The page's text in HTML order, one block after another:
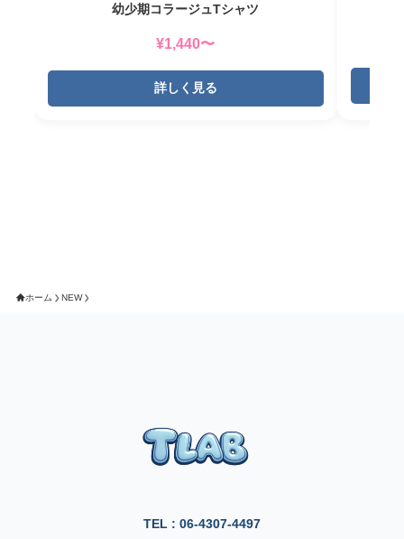
幼少期コラージュTシャツ
¥1,440〜
詳しく見る
ホーム NEW
TEL : 06-4307-4497